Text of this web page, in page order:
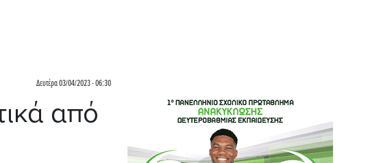
Δευτέρα 03/04/2023 - 06:30
από